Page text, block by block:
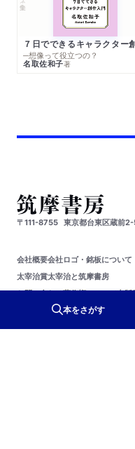
本をさがす
─想像って役立つの？
名取佐和子著
〒111-8755 東京都台東区蔵前
会社概要会社ロゴ・銘板について
太宰治賞太宰治と筑摩書房
お問い合わせ著作権について出版
サイトマップ
webちくま
ちくまの教科書